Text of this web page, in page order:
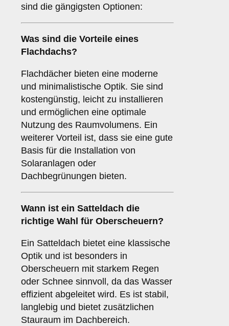
sind die gängigsten Optionen:
Was sind die Vorteile eines
Flachdachs?
Flachdächer bieten eine moderne
und minimalistische Optik. Sie sind
kostengünstig, leicht zu installieren
und ermöglichen eine optimale
Nutzung des Raumvolumens. Ein
weiterer Vorteil ist, dass sie eine gute
Basis für die Installation von
Solaranlagen oder
Dachbegrünungen bieten.
Wann ist ein Satteldach die
richtige Wahl für Oberscheuern?
Ein Satteldach bietet eine klassische
Optik und ist besonders in
Oberscheuern mit starkem Regen
oder Schnee sinnvoll, da das Wasser
effizient abgeleitet wird. Es ist stabil,
langlebig und bietet zusätzlichen
Stauraum im Dachbereich.